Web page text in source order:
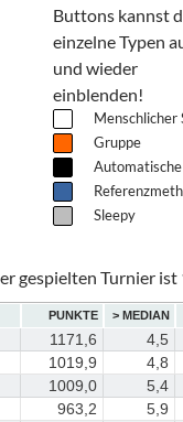
Buttons kannst
einzelne Typen
und wieder
einblenden!
Menschlicher
Gruppe
Sleepy
gespielten Turnier ist
PUNKTE > MEDIAN
1171,6
4,5
1019,9
4,8
1009,0
5,4
963,2
5,9